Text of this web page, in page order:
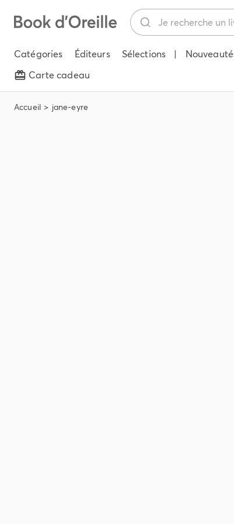
Catégories Éditeurs Sélections |
Carte cadeau
Accueil jane-eyre